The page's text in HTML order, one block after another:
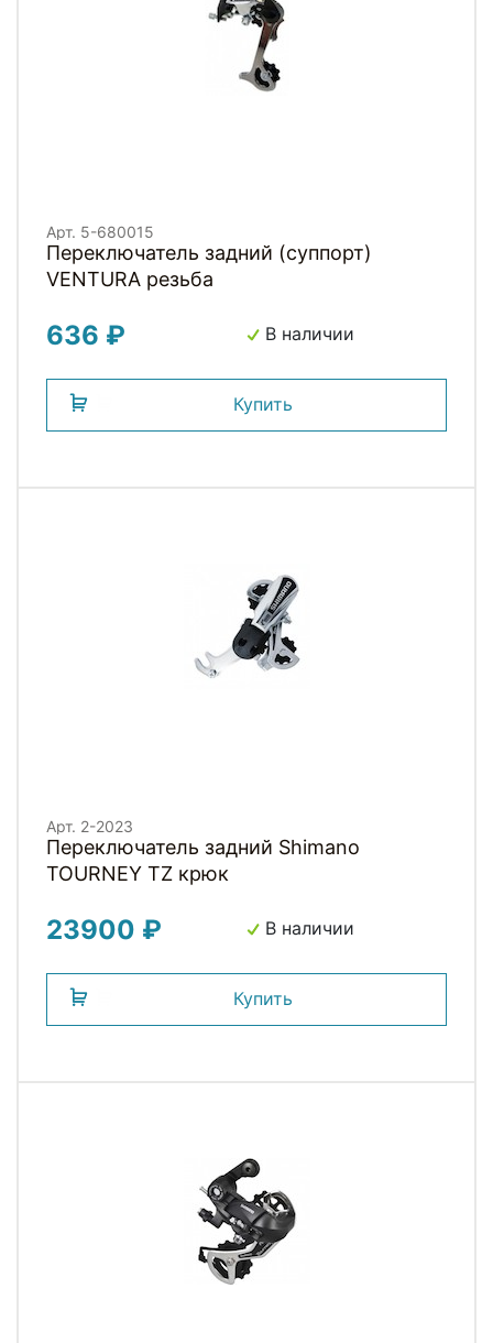
Арт. 5-680015
Переключатель задний (суппорт)
VENTURA резьба
636 ₽ В наличии
Купить
Арт. 2-2023
Переключатель задний Shimano
TOURNEY TZ крюк
23900 ₽ В наличии
Купить